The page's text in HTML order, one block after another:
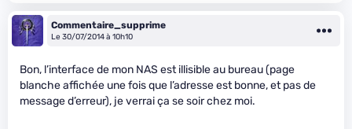
Commentaire_supprime
Le 30/07/2014 à 10h10
Bon, l’interface de mon NAS est illisible au bureau (page
blanche affichée une fois que l’adresse est bonne, et pas de
message d’erreur), je verrai ça se soir chez moi.